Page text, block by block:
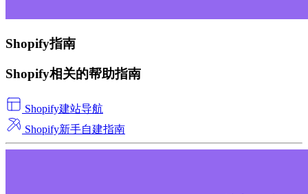
Shopify指南
Shopify相关的帮助指南
Shopify建站导航
Shopify新手自建指南